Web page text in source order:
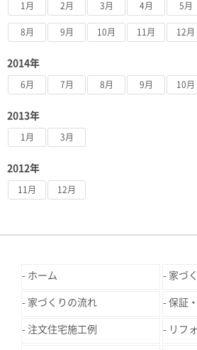
1月 2月 3月 4月 5月
8月 9月 10月 11月 12月
2014年
6月 7月 8月 9月 10月
2013年
1月 3月
2012年
11月 12月
ホーム 家づ
家づくりの流れ 保証
注文住宅施工例 リフ